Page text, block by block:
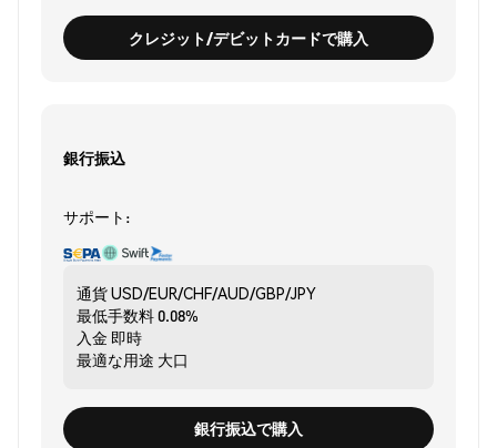
クレジット/デビットカードで購入
銀行振込
サポート:
通貨USD/EUR/CHF/AUD/GBP/JPY
最低手数料0.08%
入金 即時
最適な用途 大口
銀行振込で購入